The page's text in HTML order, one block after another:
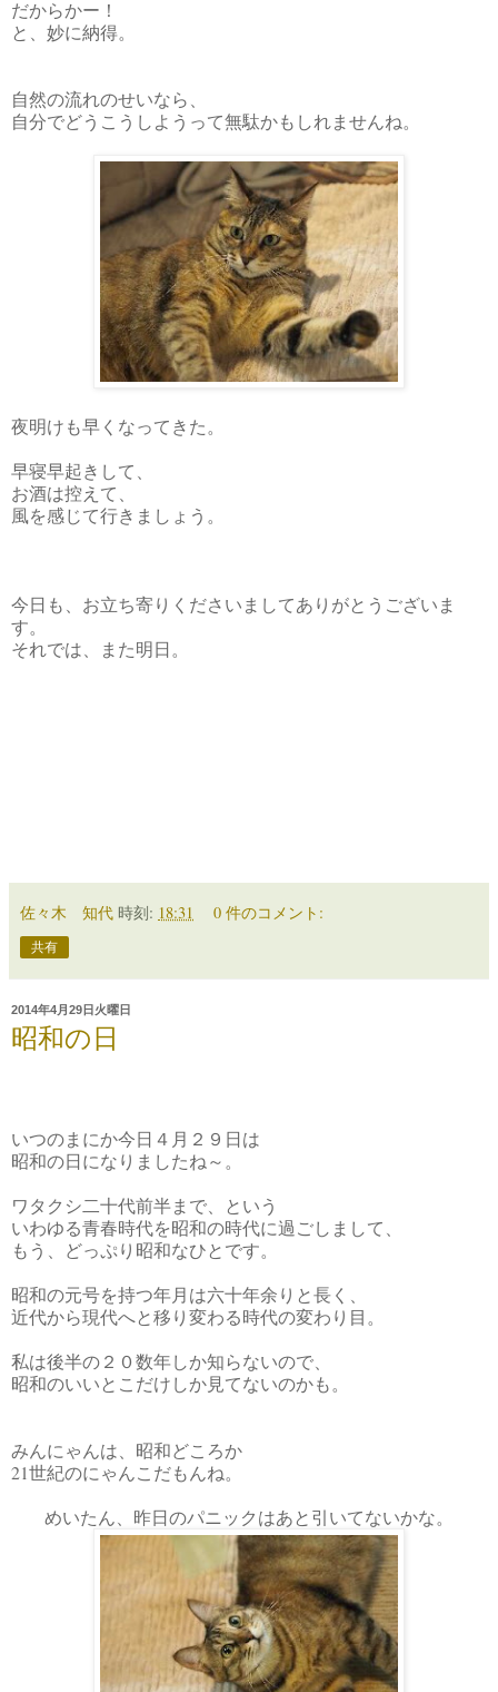
だからかー！
と、妙に納得。
自然の流れのせいなら、
自分でどうこうしようって無駄かもしれませんね。
夜明けも早くなってきた。
早寝早起きして、
お酒は控えて、
風を感じて行きましょう。
今日も、お立ち寄りくださいましてありがとうございま
す。
それでは、また明日。
佐々木 知代 時刻: 18:31 0 件のコメント:
共有
2014年4月29日火曜日
昭和の日
いつのまにか今日４月２９日は
昭和の日になりましたね～。
ワタクシ二十代前半まで、という
いわゆる青春時代を昭和の時代に過ごしまして、
もう、どっぷり昭和なひとです。
昭和の元号を持つ年月は六十年余りと長く、
近代から現代へと移り変わる時代の変わり目。
私は後半の２０数年しか知らないので、
昭和のいいとこだけしか見てないのかも。
みんにゃんは、昭和どころか
21世紀のにゃんこだもんね。
めいたん、昨日のパニックはあと引いてないかな。